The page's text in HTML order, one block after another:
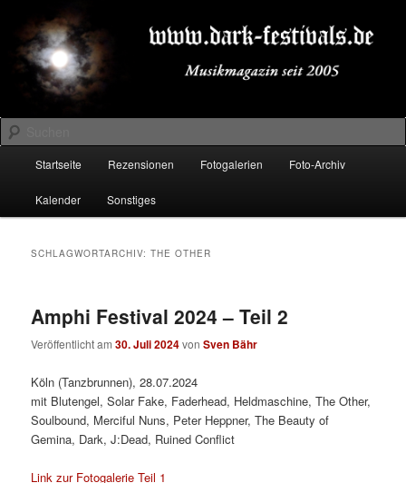
primären
Inhalt
springen
sekundären
Inhalt
springenDARK-FESTIVALS.DE
Suchen
Startseite Rezensionen Fotogalerien Foto-Archiv
Kalender Sonstiges
SCHLAGWORTARCHIV:THE OTHER
Amphi Festival 2024 – Teil 2
Veröffentlicht am30. Juli 2024vonSven Bähr
Köln (Tanzbrunnen), 28.07.2024
mit Blutengel, Solar Fake, Faderhead, Heldmaschine, The Other,
Soulbound, Merciful Nuns, Peter Heppner, The Beauty of
Gemina, Dark, J:Dead, Ruined Conflict
Link zur Fotogalerie Teil 1